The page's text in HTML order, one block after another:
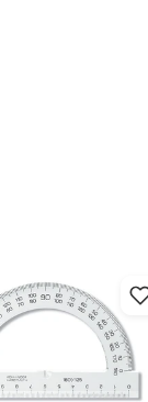
125 KTR